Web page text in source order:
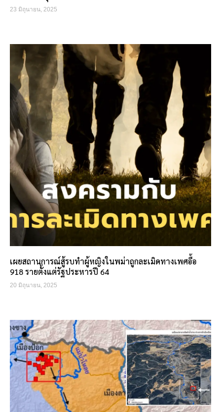
23 มิถุนายน, 2025
เผยสถานการณ์สู้รบทำผู้หญิงในพม่าถูกละเมิดทางเพศอื้อ
918 รายตั้งแต่รัฐประหารปี 64
20 มิถุนายน, 2025